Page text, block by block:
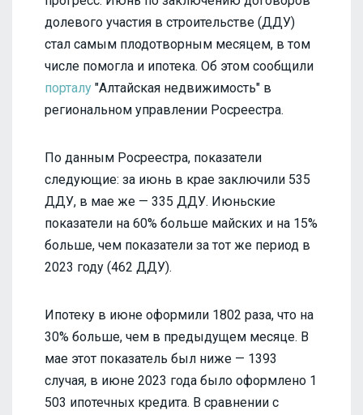
долевого участия в строительстве (ДДУ)
стал самым плодотворным месяцем, в том
числе помогла и ипотека. Об этом сообщили
порталу "Алтайская недвижимость" в
региональном управлении Росреестра.
По данным Росреестра, показатели
следующие: за июнь в крае заключили 535
ДДУ, в мае же — 335 ДДУ. Июньские
показатели на 60% больше майских и на 15%
больше, чем показатели за тот же период в
2023 году (462 ДДУ).
Ипотеку в июне оформили 1802 раза, что на
30% больше, чем в предыдущем месяце. В
мае этот показатель был ниже — 1393
случая, в июне 2023 года было оформлено 1
503 ипотечных кредита. В сравнении с